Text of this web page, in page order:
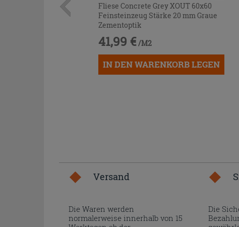
Fliese Concrete Grey XOUT 60x60
Feinsteinzeug Stärke 20 mm Graue
Zementoptik
41,99 € /M2
IN DEN WARENKORB LEGEN
Versand
Die Waren werden
normalerweise innerhalb von 15
Die